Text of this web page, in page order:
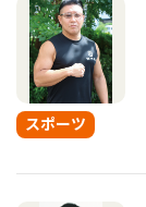
スポーツ